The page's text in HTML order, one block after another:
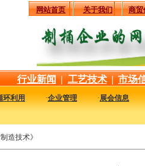
网站首页 关于我们 商贸
行业新闻 | 工艺技术 | 市场
环利用 ·企业管理 ·展会信息
造技术》